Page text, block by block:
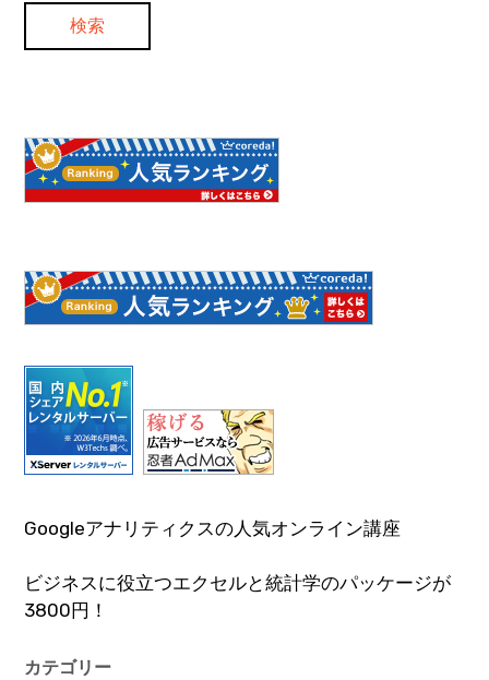
Googleアナリティクスの人気オンライン講座
ビジネスに役立つエクセルと統計学のパッケージが
3800円！
カテゴリー